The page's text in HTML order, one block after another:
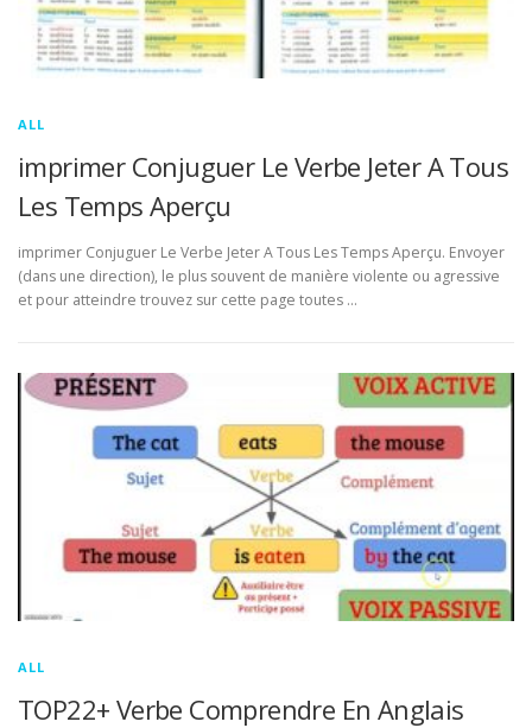
ALL
imprimer Conjuguer Le Verbe Jeter A Tous
Les Temps Aperçu
imprimer Conjuguer Le Verbe Jeter A Tous Les Temps Aperçu. Envoyer
(dans une direction), le plus souvent de manière violente ou agressive
et pour atteindre trouvez sur cette page toutes …
ALL
TOP22+ Verbe Comprendre En Anglais